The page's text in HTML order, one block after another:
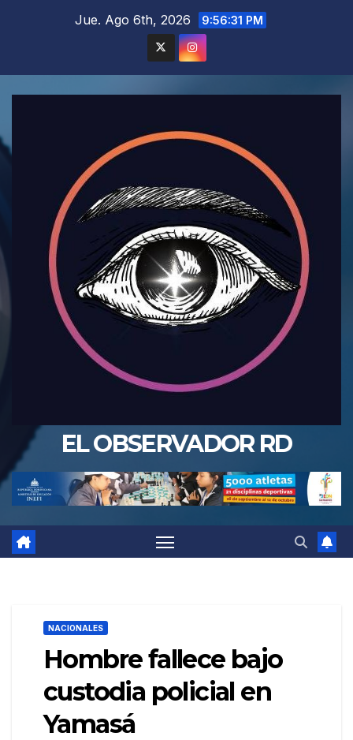
Jue. Ago 6th, 2026 9:56:33 PM
EL OBSERVADOR RD
NACIONALES
Hombre fallece bajo
custodia policial en
Yamasá